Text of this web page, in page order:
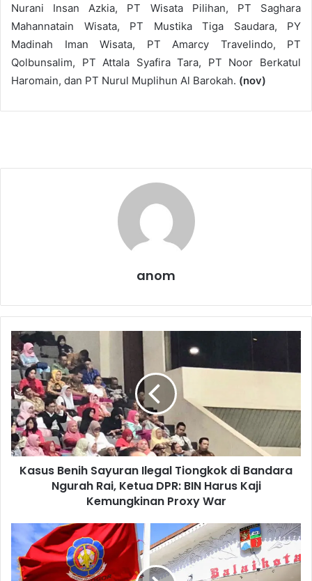
Nurani Insan Azkia, PT Wisata Pilihan, PT Saghara
Mahannatain Wisata, PT Mustika Tiga Saudara, PY
Madinah Iman Wisata, PT Amarcy Travelindo, PT
Qolbunsalim, PT Attala Syafira Tara, PT Noor Berkatul
Haromain, dan PT Nurul Muplihun Al Barokah. (nov)
anom
K
a
s
u
s
B
e
n
i
a
n
Kasus Benih Sayuran Ilegal Tiongkok di Bandara
Ngurah Rai, Ketua DPR: BIN Harus Kaji
Kemungkinan Proxy War
a
t
p